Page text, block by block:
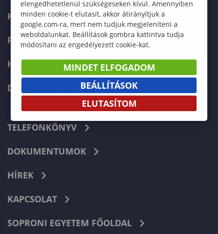
KÉPZÉSEK
FELVÉTELIZŐKNEK
HALLGATÓKNAK
DOKTORI ISKOLA
TELEFONKÖNYV
DOKUMENTUMOK
HÍREK
KAPCSOLAT
SOPRONI EGYETEM FŐOLDAL
elengedhetetlenül szükségeseken kívül. Amennyiben
minden cookie-t elutasít, akkor átirányítjuk a
google.com-ra, mert nem tudjuk megjeleníteni a
weboldalunkat. Beállítások gombra kattintva tudja
módosítani az engedélyezett cookie-kat.
MINDET ELFOGADOM
BEÁLLÍTÁSOK
ELUTASÍTOM